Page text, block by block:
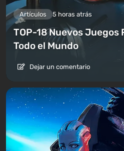
Artículos 5 horas atrás
TOP-18 Nuevos Juegos
Todo el Mundo
Dejar un comentario